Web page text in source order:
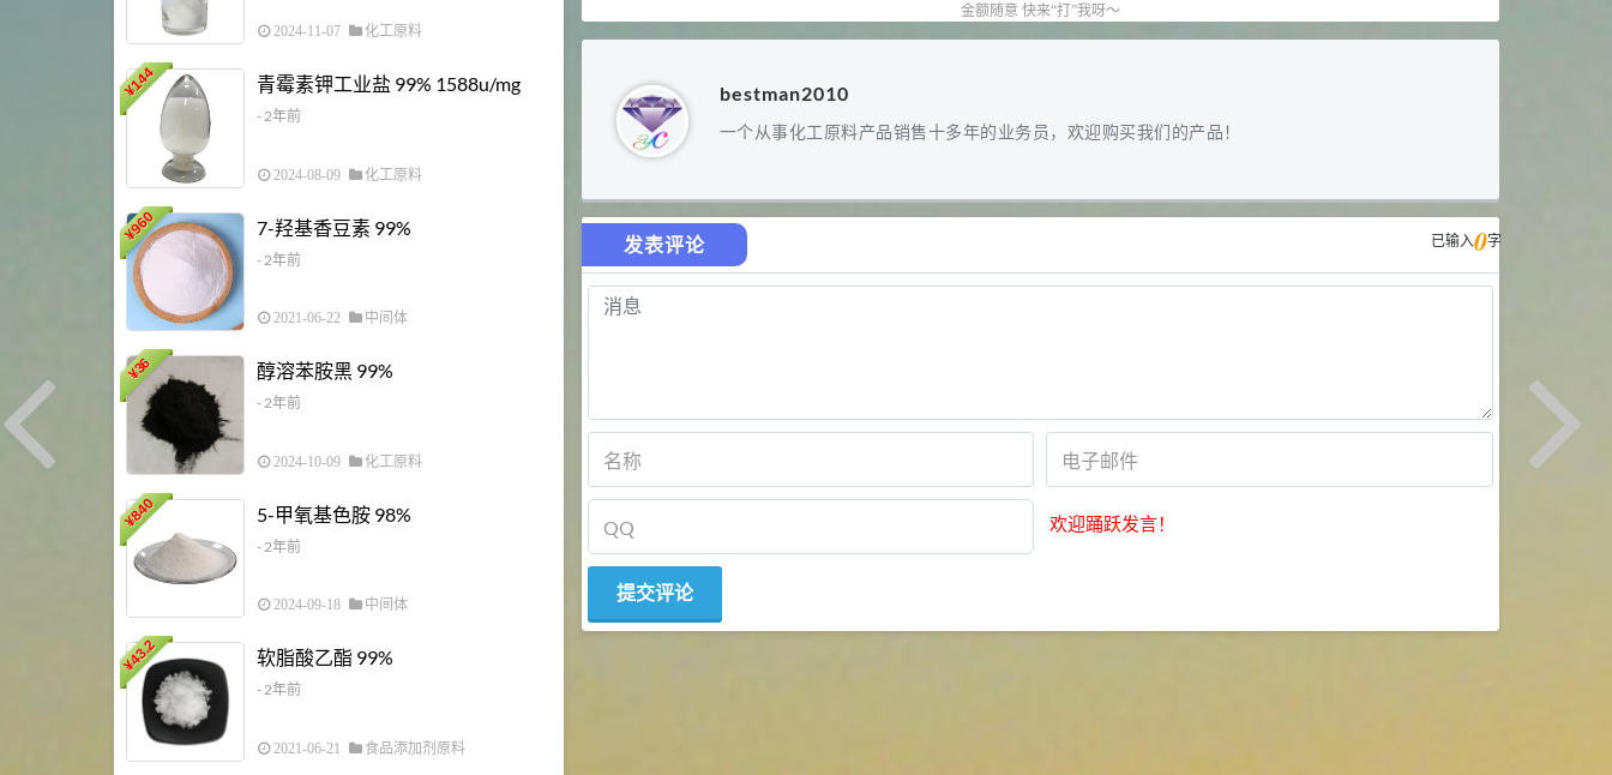
金额随意 快来“打”我呀～
bestman2010
一个从事化工原料产品销售十多年的业务员，欢迎购买我们的产品！
发表评论 已输入0字
欢迎踊跃发言！
2024-11-07 化工原料
¥
144 青霉素钾工业盐 99% 1588u/mg
- 2年前
2024-08-09 化工原料
¥
960 7-羟基香豆素 99%
- 2年前
2021-06-22 中间体
¥
36 醇溶苯胺黑 99%
- 2年前
2024-10-09 化工原料
¥
840 5-甲氧基色胺 98%
- 2年前
2024-09-18 中间体
¥
43.2 软脂酸乙酯 99%
- 2年前
2021-06-21 食品添加剂原料
S-羧甲基-L-半胱氨酸(羧甲司坦)
浏览量 - 1.72w
27 7 抗氧剂BHT 99.5%
浏览量 - 1.64w
475